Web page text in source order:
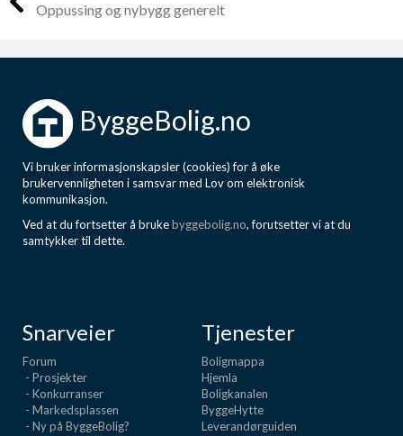
Oppussing og nybygg generelt
ByggeBolig.no
Vi bruker informasjonskapsler (cookies) for å øke
brukervennligheten i samsvar med Lov om elektronisk
kommunikasjon.
Ved at du fortsetter å brukebyggebolig.no, forutsetter vi at du
samtykker til dette.
Snarveier
Forum
- Prosjekter
- Konkurranser
- Markedsplassen
- Ny på ByggeBolig?
Tjenester
Boligmappa
Hjemla
Boligkanalen
ByggeHytte
Leverandørguiden